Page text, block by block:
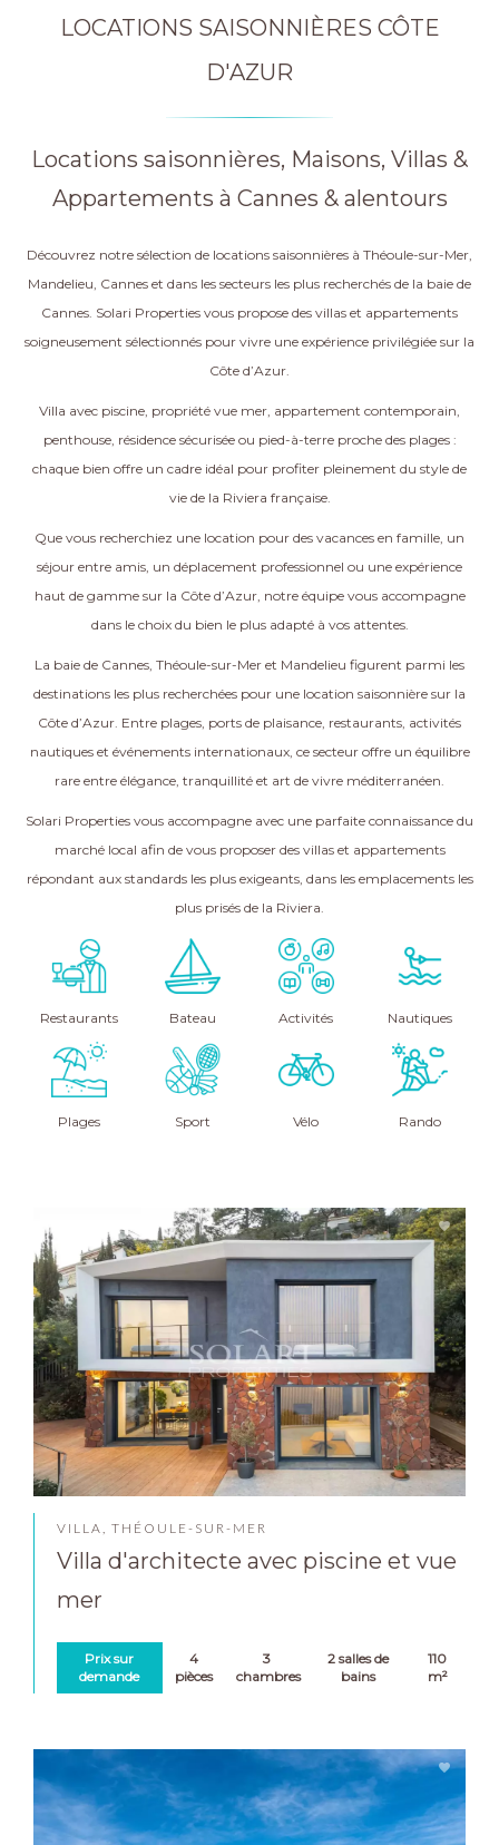
LOCATIONS SAISONNIÈRES CÔTE
D'AZUR
Locations saisonnières, Maisons, Villas &
Appartements à Cannes & alentours
Découvrez notre sélection de locations saisonnières à Théoule-sur-Mer,
Mandelieu, Cannes et dans les secteurs les plus recherchés de la baie de
Cannes. Solari Properties vous propose des villas et appartements
soigneusement sélectionnés pour vivre une expérience privilégiée sur la
Côte d’Azur.
Villa avec piscine, propriété vue mer, appartement contemporain,
penthouse, résidence sécurisée ou pied-à-terre proche des plages :
chaque bien offre un cadre idéal pour profiter pleinement du style de
vie de la Riviera française.
Que vous recherchiez une location pour des vacances en famille, un
séjour entre amis, un déplacement professionnel ou une expérience
haut de gamme sur la Côte d’Azur, notre équipe vous accompagne
dans le choix du bien le plus adapté à vos attentes.
La baie de Cannes, Théoule-sur-Mer et Mandelieu figurent parmi les
destinations les plus recherchées pour une location saisonnière sur la
Côte d’Azur. Entre plages, ports de plaisance, restaurants, activités
nautiques et événements internationaux, ce secteur offre un équilibre
rare entre élégance, tranquillité et art de vivre méditerranéen.
Solari Properties vous accompagne avec une parfaite connaissance du
marché local afin de vous proposer des villas et appartements
répondant aux standards les plus exigeants, dans les emplacements les
plus prisés de la Riviera.
Restaurants Bateau Activités Nautiques
Plages Sport Vélo Rando
VILLA, THÉOULE-SUR-MER
Villa d'architecte avec piscine et vue
mer
Prix sur
demande
4
pièces
3
chambres
2 salles de
bains
110
m²